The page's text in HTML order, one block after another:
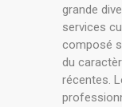
grande
services
composé
du
récentes.